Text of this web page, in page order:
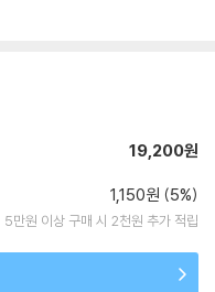
19,200원
1,150원 (5%)
5만원 이상 구매 시 2천원 추가 적립